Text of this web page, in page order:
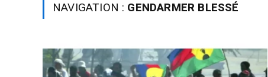
NAVIGATION : GENDARMER BLESSÉ